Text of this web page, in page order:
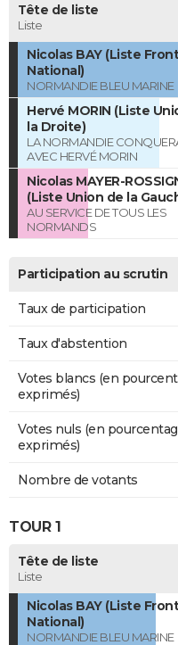
Tête de liste
Liste
Nicolas BAY (Liste Front
National)
NORMANDIE BLEU MARINE
Hervé MORIN (Liste
la Droite)
LA NORMANDIE
AVEC HERVÉ MORIN
Nicolas MAYER-
(Liste Union de la
AU SERVICE DE TOUS LES
NORMANDS
Participation au scrutin
Taux de participation
Taux d'abstention
Votes blancs (en
exprimés)
Votes nuls (en
exprimés)
Nombre de votants
TOUR 1
Tête de liste
Liste
Nicolas BAY (Liste Front
National)
NORMANDIE BLEU MARINE